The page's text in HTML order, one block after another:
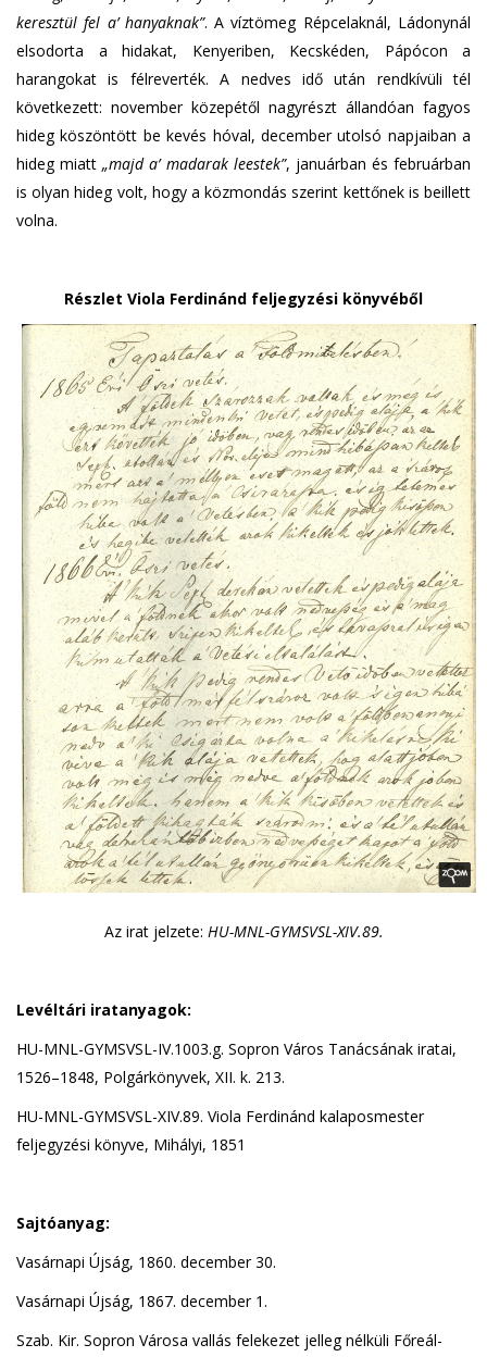
keresztül fel a’ hanyaknak”. A víztömeg Répcelaknál, Ládonynál
elsodorta a hidakat, Kenyeriben, Kecskéden, Pápócon a
harangokat is félreverték. A nedves idő után rendkívüli tél
következett: november közepétől nagyrészt állandóan fagyos
hideg köszöntött be kevés hóval, december utolsó napjaiban a
hideg miatt„majd a’ madarak leestek”, januárban és februárban
is olyan hideg volt, hogy a közmondás szerint kettőnek is beillett
volna.
Részlet Viola Ferdinánd feljegyzési könyvéből
Az irat jelzete: HU-MNL-GYMSVSL-XIV.89.
Levéltári iratanyagok:
HU-MNL-GYMSVSL-IV.1003.g. Sopron Város Tanácsának iratai,
1526–1848, Polgárkönyvek, XII. k. 213.
HU-MNL-GYMSVSL-XIV.89. Viola Ferdinánd kalaposmester
feljegyzési könyve, Mihályi, 1851
Sajtóanyag:
Vasárnapi Újság, 1860. december 30.
Vasárnapi Újság, 1867. december 1.
Szab. Kir. Sopron Városa vallás felekezet jelleg nélküli Főreál-